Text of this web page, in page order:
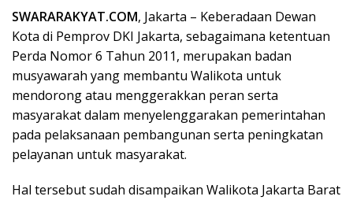
SWARARAKYAT.COM, Jakarta – Keberadaan Dewan
Kota di Pemprov DKI Jakarta, sebagaimana ketentuan
Perda Nomor 6 Tahun 2011, merupakan badan
musyawarah yang membantu Walikota untuk
mendorong atau menggerakkan peran serta
masyarakat dalam menyelenggarakan pemerintahan
pada pelaksanaan pembangunan serta peningkatan
pelayanan untuk masyarakat.
Hal tersebut sudah disampaikan Walikota Jakarta Barat